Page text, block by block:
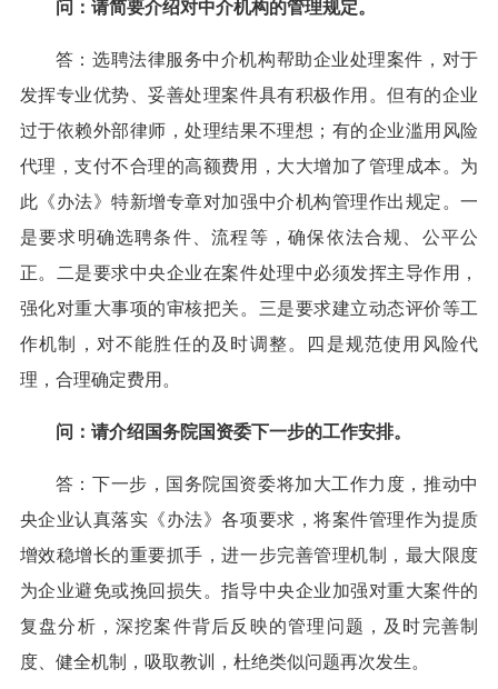
问：请简要介绍对中介机构的管理规定。
答：选聘法律服务中介机构帮助企业处理案件，对于
发挥专业优势、妥善处理案件具有积极作用。但有的企业
过于依赖外部律师，处理结果不理想；有的企业滥用风险
代理，支付不合理的高额费用，大大增加了管理成本。为
此《办法》特新增专章对加强中介机构管理作出规定。一
是要求明确选聘条件、流程等，确保依法合规、公平公
正。二是要求中央企业在案件处理中必须发挥主导作用，
强化对重大事项的审核把关。三是要求建立动态评价等工
作机制，对不能胜任的及时调整。四是规范使用风险代
理，合理确定费用。
问：请介绍国务院国资委下一步的工作安排。
答：下一步，国务院国资委将加大工作力度，推动中
央企业认真落实《办法》各项要求，将案件管理作为提质
增效稳增长的重要抓手，进一步完善管理机制，最大限度
为企业避免或挽回损失。指导中央企业加强对重大案件的
复盘分析，深挖案件背后反映的管理问题，及时完善制
度、健全机制，吸取教训，杜绝类似问题再次发生。